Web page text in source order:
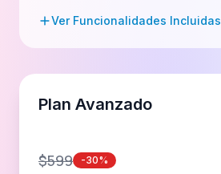
Ver Funcionalidades Incluidas
Plan Avanzado
$599 -30%